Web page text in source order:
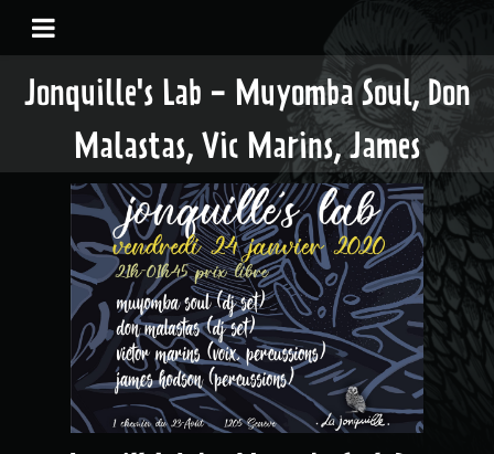
Jonquille's Lab - Muyomba Soul, Don
Malastas, Vic Marins, James